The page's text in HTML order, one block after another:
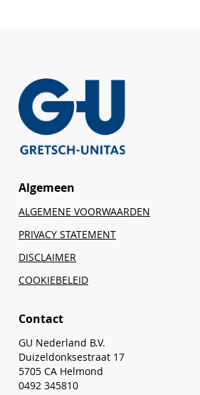
Algemeen
ALGEMENE VOORWAARDEN
PRIVACY STATEMENT
DISCLAIMER
COOKIEBELEID
Contact
GU Nederland B.V.
Duizeldonksestraat 17
5705 CA Helmond
0492 345810